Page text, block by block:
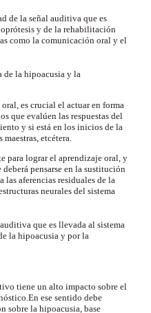
de la señal auditiva que es
y de la rehabilitación
como la comunicación oral y el
de la hipoacusia y la
es crucial el actuar en forma
que evalúen las respuestas del
y si está en los inicios de la
etcétera.
para lograr el aprendizaje oral, y
pensarse en la sustitución
aferencias residuales de la
neurales del sistema
que es llevada al sistema
la hipoacusia y por la
tiene un alto impacto sobre el
ese sentido debe
sobre la hipoacusia, base